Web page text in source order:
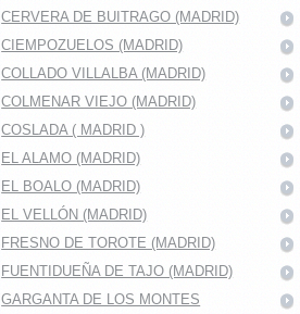
CERVERA DE BUITRAGO (MADRID)
CIEMPOZUELOS (MADRID)
COLLADO VILLALBA (MADRID)
COLMENAR VIEJO (MADRID)
COSLADA ( MADRID )
EL ALAMO (MADRID)
EL BOALO (MADRID)
EL VELLÓN (MADRID)
FRESNO DE TOROTE (MADRID)
FUENTIDUEÑA DE TAJO (MADRID)
GARGANTA DE LOS MONTES